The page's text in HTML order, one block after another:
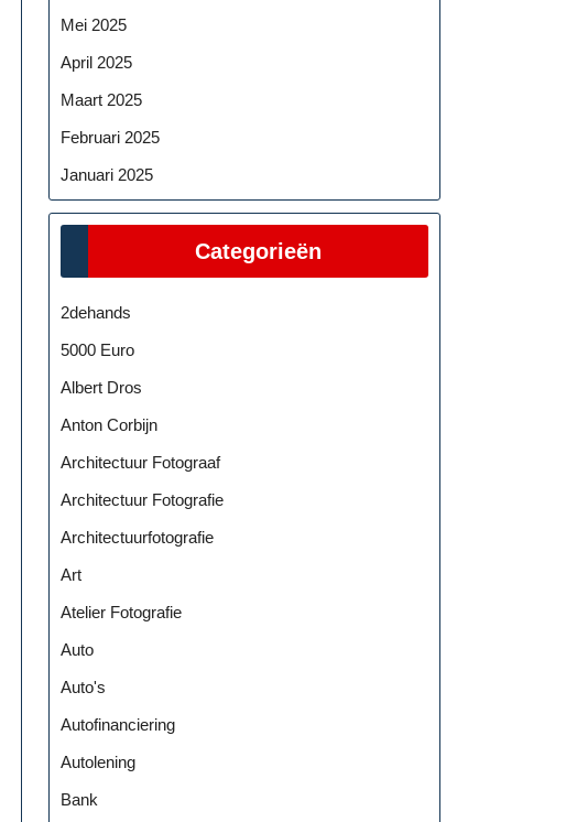
Mei 2025
April 2025
Maart 2025
Februari 2025
Januari 2025
Categorieën
2dehands
5000 Euro
Albert Dros
Anton Corbijn
Architectuur Fotograaf
Architectuur Fotografie
Architectuurfotografie
Art
Atelier Fotografie
Auto
Auto's
Autofinanciering
Autolening
Bank